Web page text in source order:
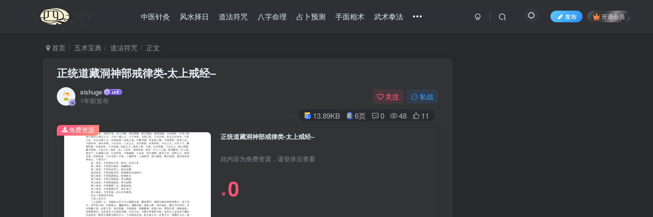
中医针灸 风水择日 道法符咒 八字命理 占卜预测 手面相术 武术拳法 发布 开通会员
首页 五术宝典 道法符咒 正文
正统道藏洞神部戒律类-太上戒经–
sishuge
1年前发布
关注 私信
13.89KB 6页 0 48 11
正统道藏洞神部戒律类-太上戒经–
此内容为免费资源，请登录后查看
￥ 0
免费资源